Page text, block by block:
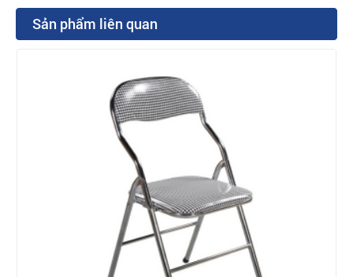
Sản phẩm liên quan